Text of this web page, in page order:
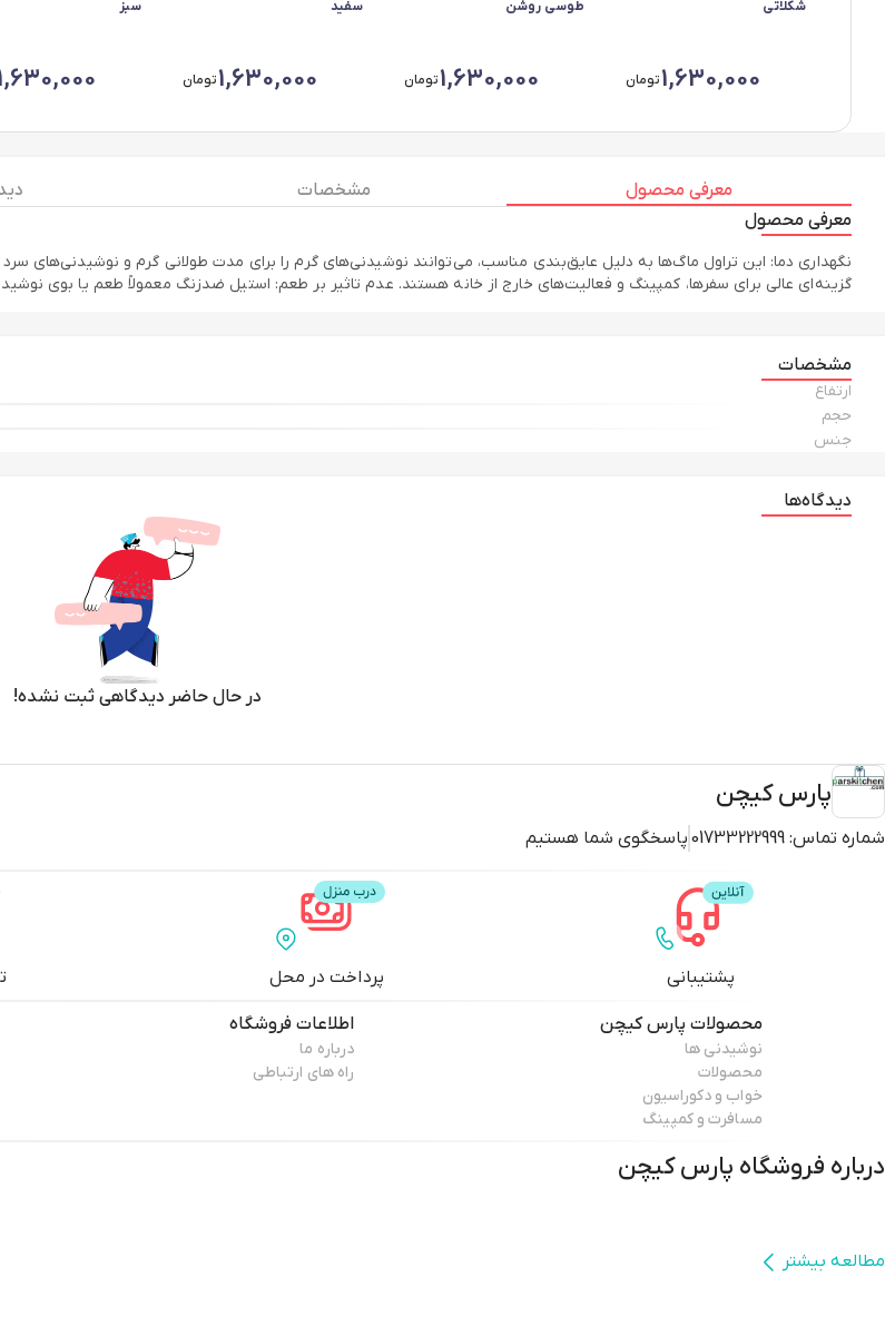
شکلاتی
1,630,000تومان
طوسی روشن
1,630,000تومان
سفید
1,630,000تومان
سبز
معرفی محصول مشخصات
معرفی محصول
نگهداری دما: این تراول ماگ‌ها به دلیل عایق‌بندی مناسب، می‌توانند نوشیدنی‌های گرم را برای مدت طولانی گرم و نوشیدنی‌های
گزینه‌ای عالی برای سفرها، کمپینگ و فعالیت‌های خارج از خانه هستند. عدم تاثیر بر طعم: استیل ضدزنگ معمولاً طعم یا بوی
مشخصات
ارتفاع
حجم
جنس
دیدگاه‌ها
در حال حاضر دیدگاهی ثبت نشده!
پارس کیچن
شماره تماس: 01733222999 پاسخگوی شما هستیم
پشتیبانی پرداخت در محل
محصولات پارس کیچن
نوشیدنی ها
محصولات
خواب و دکوراسیون
مسافرت و کمپینگ
اطلاعات فروشگاه
درباره ما
راه های ارتباطی
درباره فروشگاه پارس کیچن
مطالعه بیشتر